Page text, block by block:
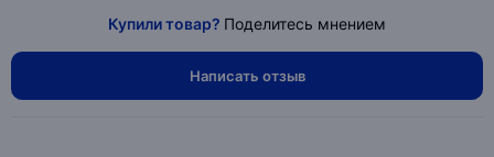
Купили товар? Поделитесь мнением
Написать отзыв